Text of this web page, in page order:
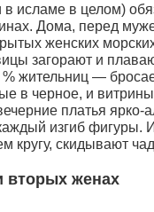
исламе в целом)
Дома, перед
женских
загорают и
% жительниц —
в черное, и
платья ярко-
изгиб фигуры.
кругу, скидывают
вторых женах